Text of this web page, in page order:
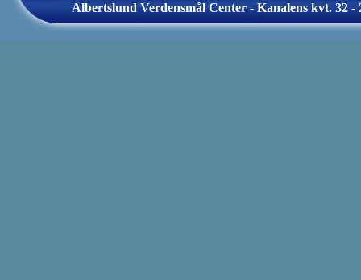
Albertslund Verdensmål Center - Kanalens kvt. 32